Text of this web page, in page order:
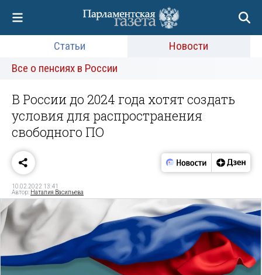
Статьи
Новости
Все о пенсиях в России
В России до 2024 года хотят создать
условия для распространения
свободного ПО
10.02.2022 13:41
Автор: Наталия Васильева